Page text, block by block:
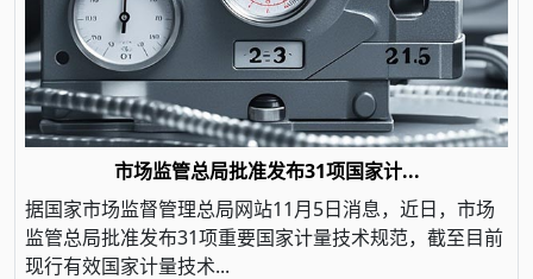
市场监管总局批准发布31项国家计...
据国家市场监督管理总局网站11月5日消息，近日，市场
监管总局批准发布31项重要国家计量技术规范，截至目前
现行有效国家计量技术...